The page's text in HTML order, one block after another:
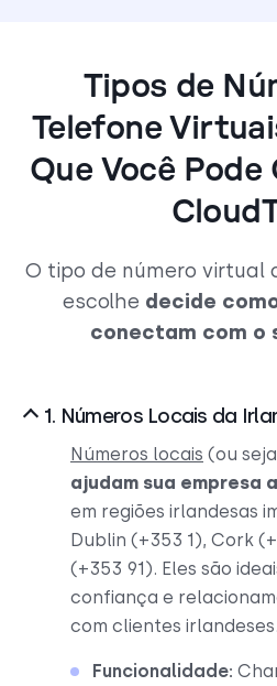
Tipos de
Telefone
Que Você
O tipo de número virtual
escolhe decide
conectam com o
1. Números Locais da
Números locais (ou
ajudam sua empresa
em regiões irlandesas
Dublin (+353 1), Cork
(+353 91). Eles são
confiança e
com clientes irlandeses.
Funcionalidade: